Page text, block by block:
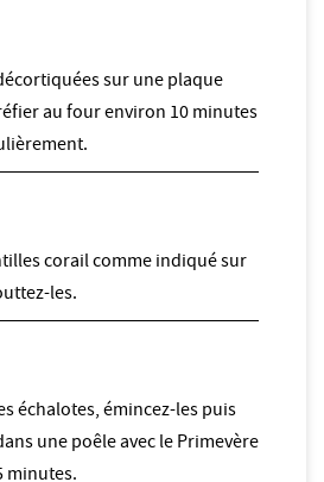
sur une plaque
au four environ 10 minutes
corail comme indiqué sur
les.
échalotes, émincez-les puis
une poêle avec le Primevère
minutes.